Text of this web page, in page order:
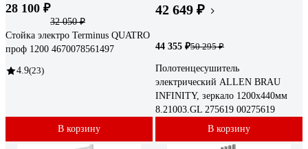
28 100 ₽
32 050 ₽
Стойка электро Terminus QUATRO
проф 1200 4670078561497
4.9(23)
В корзину
42 649 ₽
44 355 ₽50 295 ₽
Полотенцесушитель
электрический ALLEN BRAU
INFINITY, зеркало 1200x440мм
8.21003.GL 275619 00275619
В корзину